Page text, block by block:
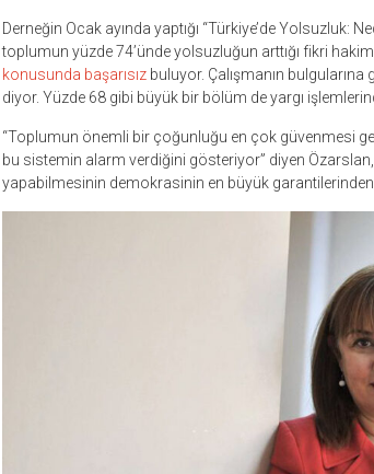
Derneğin Ocak ayında yaptığı “Türkiye’de Yolsuzluk:
toplumun yüzde 74’ünde yolsuzluğun arttığı fikri
konusunda başarısızbuluyor. Çalışmanın
diyor. Yüzde 68 gibi büyük bir bölüm de yargı
“Toplumun önemli bir çoğunluğu en çok güvenmesi
bu sistemin alarm verdiğini gösteriyor” diyen
yapabilmesinin demokrasinin en büyük garantilerinden